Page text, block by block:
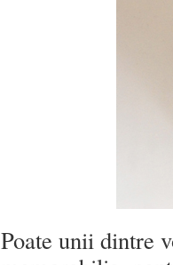
Poate unii dintre